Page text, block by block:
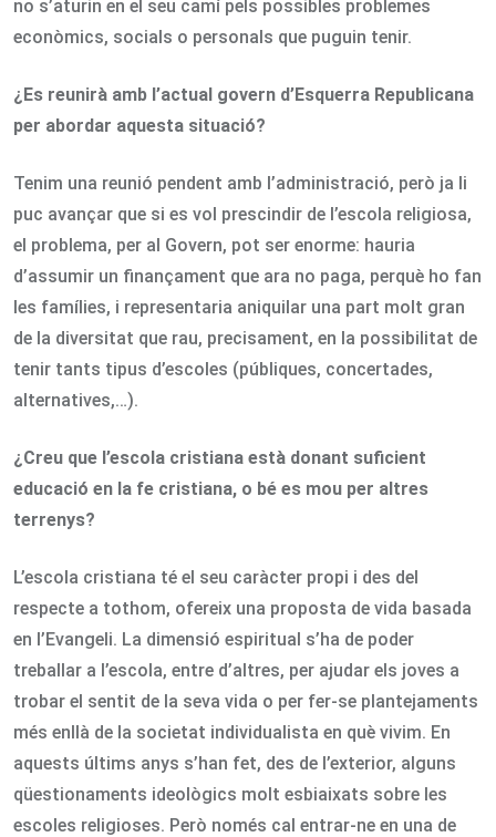
no s’aturin en el seu camí pels possibles problemes
econòmics, socials o personals que puguin tenir.
¿Es reunirà amb l’actual govern d’Esquerra Republicana
per abordar aquesta situació?
Tenim una reunió pendent amb l’administració, però ja li
puc avançar que si es vol prescindir de l’escola religiosa,
el problema, per al Govern, pot ser enorme: hauria
d’assumir un finançament que ara no paga, perquè ho fan
les famílies, i representaria aniquilar una part molt gran
de la diversitat que rau, precisament, en la possibilitat de
tenir tants tipus d’escoles (públiques, concertades,
alternatives,…).
¿Creu que l’escola cristiana està donant suficient
educació en la fe cristiana, o bé es mou per altres
terrenys?
L’escola cristiana té el seu caràcter propi i des del
respecte a tothom, ofereix una proposta de vida basada
en l’Evangeli. La dimensió espiritual s’ha de poder
treballar a l’escola, entre d’altres, per ajudar els joves a
trobar el sentit de la seva vida o per fer-se plantejaments
més enllà de la societat individualista en què vivim. En
aquests últims anys s’han fet, des de l’exterior, alguns
qüestionaments ideològics molt esbiaixats sobre les
escoles religioses. Però només cal entrar-ne en una de